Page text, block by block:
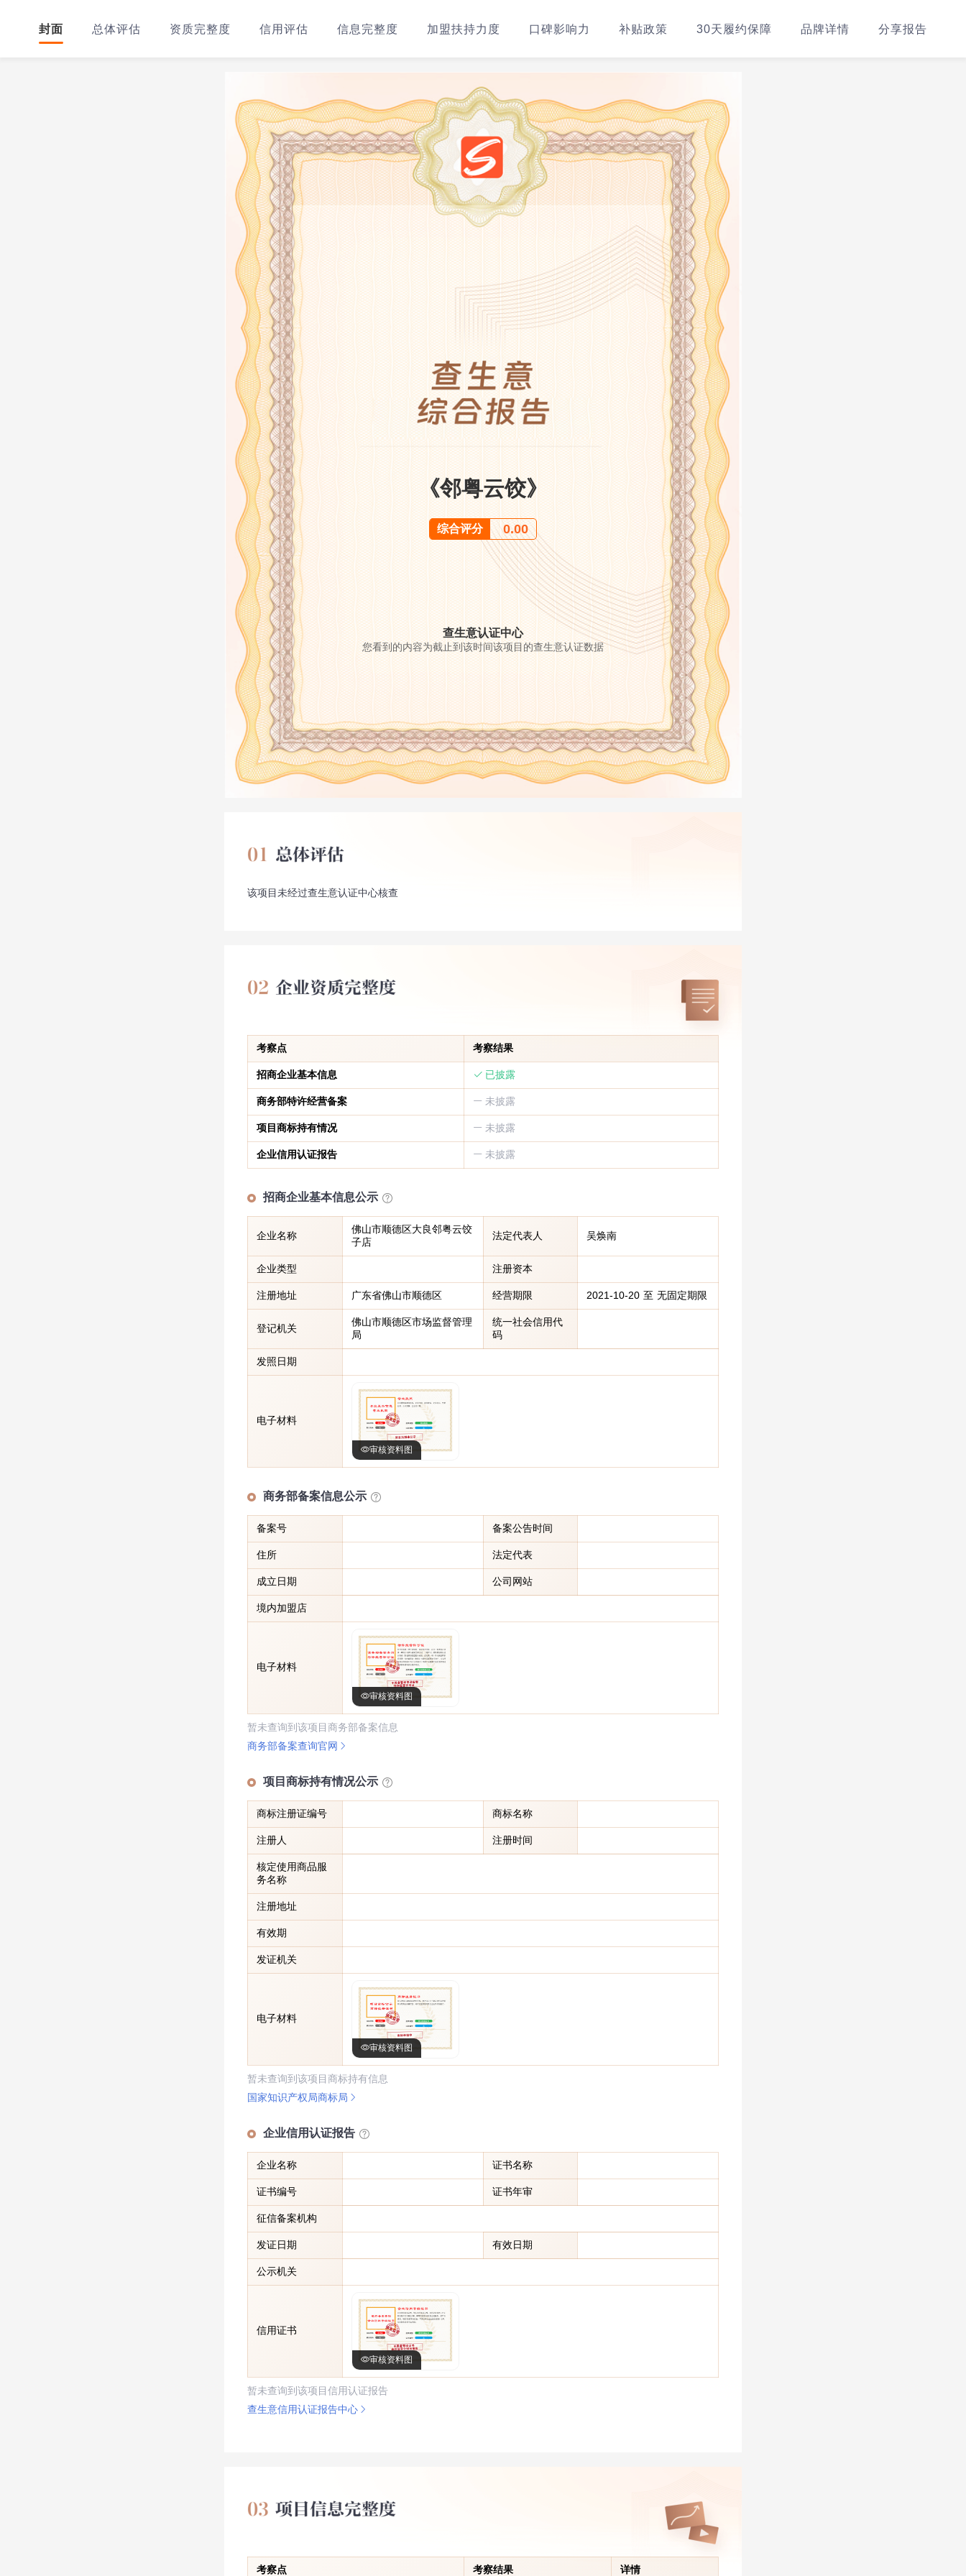
封面 总体评估 资质完整度 信用评估 信息完整度 加盟扶持力度 口碑影响力 补贴政策 30天履约保障 品牌详情 分享报告
《邻粤云饺》
综合评分 0.00
查生意认证中心
您看到的内容为截止到该时间该项目的查生意认证数据
该项目未经过查生意认证中心核查
考察点 考察结果
招商企业基本信息 已披露
商务部特许经营备案 未披露
项目商标持有情况 未披露
企业信用认证报告 未披露
招商企业基本信息公示
企业名称
佛山市顺德区大良邻粤云饺
子店
法定代表人 吴焕南
企业类型 注册资本
注册地址 广东省佛山市顺德区 经营期限 2021-10-20 至 无固定期限
登记机关
佛山市顺德区市场监督管理
局
统一社会信用代
码
发照日期
电子材料
审核资料图
商务部备案信息公示
备案号 备案公告时间
住所 法定代表
成立日期 公司网站
境内加盟店
电子材料
审核资料图
暂未查询到该项目商务部备案信息
商务部备案查询官网
项目商标持有情况公示
商标注册证编号 商标名称
注册人 注册时间
核定使用商品服
务名称
注册地址
有效期
发证机关
电子材料
审核资料图
暂未查询到该项目商标持有信息
国家知识产权局商标局
企业信用认证报告
企业名称 证书名称
证书编号 证书年审
征信备案机构
发证日期 有效日期
公示机关
信用证书
审核资料图
暂未查询到该项目信用认证报告
查生意信用认证报告中心
考察点 考察结果 详情